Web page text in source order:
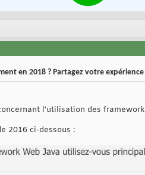
en 2018 ? Partagez votre expérience
l'utilisation des
2016 ci-dessous :